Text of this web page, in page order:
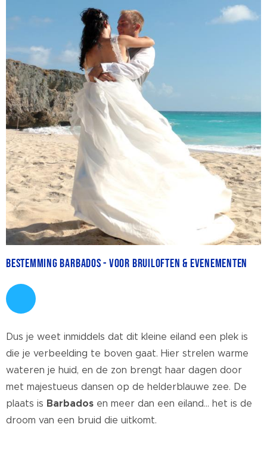
Bestemming Barbados - Voor Bruiloften & Evenementen
Dus je weet inmiddels dat dit kleine eiland een plek is
die je verbeelding te boven gaat. Hier strelen warme
wateren je huid, en de zon brengt haar dagen door
met majestueus dansen op de helderblauwe zee. De
plaats is Barbados en meer dan een eiland... het is de
droom van een bruid die uitkomt.